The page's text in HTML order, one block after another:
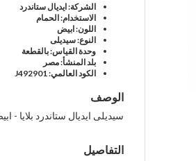
الشركة: ايديال ستاندرد
الاستخدام: الحمام
اللون: ابيض
النوع: سيديلى
وحدة القياس: بالقطعة
بلد المنشأ: مصر
الكود العالمي: J492901
الوصف
سيديلى ايديال ستاندرد بلايا -
التفاصيل